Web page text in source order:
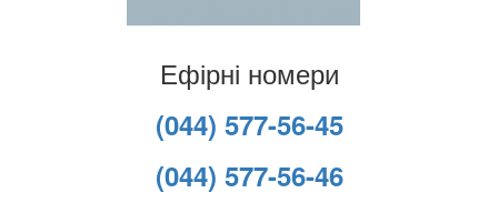
Ефірні номери
(044) 577-56-45
(044) 577-56-46